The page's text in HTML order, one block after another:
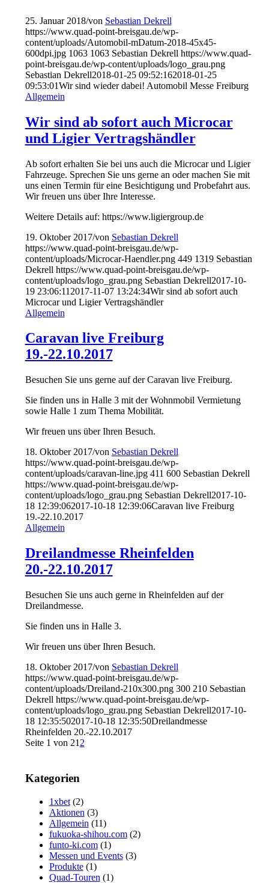
25. Januar 2018/von Sebastian Dekrell
https://www.quad-point-breisgau.de/wp-
content/uploads/Automobil-mDatum-2018-45x45-
600dpi.jpg 1063 1063 Sebastian Dekrell https://www.quad-
point-breisgau.de/wp-content/uploads/logo_grau.png
Sebastian Dekrell2018-01-25 09:52:162018-01-25
09:53:01Wir sind wieder dabei! Automobil Messe Freiburg
Allgemein
Wir sind ab sofort auch Microcar
und Ligier Vertragshändler
Ab sofort erhalten Sie bei uns auch die Microcar und Ligier
Fahrzeuge. Sprechen Sie uns gerne an oder machen Sie mit
uns einen Termin für eine Besichtigung und Probefahrt aus.
Wir freuen uns über Ihre Interesse.
Weitere Details auf: https://www.ligiergroup.de
19. Oktober 2017/von Sebastian Dekrell
https://www.quad-point-breisgau.de/wp-
content/uploads/Microcar-Haendler.png 449 1319 Sebastian
Dekrell https://www.quad-point-breisgau.de/wp-
content/uploads/logo_grau.png Sebastian Dekrell2017-10-
19 23:06:11 2017-11-07 13:24:34Wir sind ab sofort auch
Microcar und Ligier Vertragshändler
Allgemein
Caravan live Freiburg
19.-22.10.2017
Besuchen Sie uns gerne auf der Caravan live Freiburg.
Sie finden uns in Halle 3 mit der Wohnmobil Vermietung
sowie Halle 1 zum Thema Mobilität.
Wir freuen uns über Ihren Besuch.
18. Oktober 2017/von Sebastian Dekrell
https://www.quad-point-breisgau.de/wp-
content/uploads/caravan-line.jpg 411 600 Sebastian Dekrell
https://www.quad-point-breisgau.de/wp-
content/uploads/logo_grau.png Sebastian Dekrell2017-10-
18 12:39:062017-10-18 12:39:06Caravan live Freiburg
19.-22.10.2017
Allgemein
Dreilandmesse Rheinfelden
20.-22.10.2017
Besuchen Sie uns auch gerne in Rheinfelden auf der
Dreilandmesse.
Sie finden uns in Halle 3.
Wir freuen uns über Ihren Besuch.
18. Oktober 2017/von Sebastian Dekrell
https://www.quad-point-breisgau.de/wp-
content/uploads/Dreiland-210x300.png 300 210 Sebastian
Dekrell https://www.quad-point-breisgau.de/wp-
content/uploads/logo_grau.png Sebastian Dekrell2017-10-
18 12:35:502017-10-18 12:35:50Dreilandmesse
Rheinfelden 20.-22.10.2017
Seite 1 von 21 2
Kategorien
1xbet(2)
Aktionen (3)
Allgemein (11)
fukuoka-shihou.com(2)
funto-ki.com(1)
Messen und Events(3)
Produkte(1)
Quad-Touren (1)